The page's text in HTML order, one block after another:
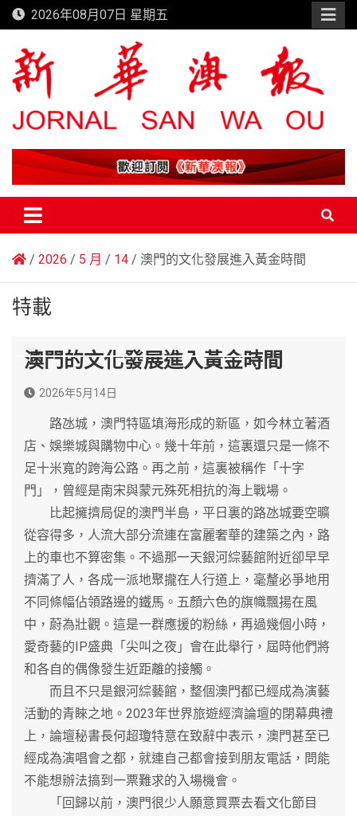
Skip
to
content
2026年08月07日 星期五
新華澳報
2026 5 月 14 澳門的文化發展進入黃金時間
特載
澳門的文化發展進入黃金時間
2026年5月14日
路氹城，澳門特區填海形成的新區，如今林立著酒
店、娛樂城與購物中心。幾十年前，這裏還只是一條不
足十米寬的跨海公路。再之前，這裏被稱作「十字
門」，曾經是南宋與蒙元殊死相抗的海上戰場。
比起擁擠局促的澳門半島，平日裏的路氹城要空曠
從容得多，人流大部分流連在富麗奢華的建築之內，路
上的車也不算密集。不過那一天銀河綜藝館附近卻早早
擠滿了人，各成一派地聚攏在人行道上，毫釐必爭地用
不同條幅佔領路邊的鐵馬。五顏六色的旗幟飄揚在風
中，蔚為壯觀。這是一群應援的粉絲，再過幾個小時，
愛奇藝的IP盛典「尖叫之夜」會在此舉行，屆時他們將
和各自的偶像發生近距離的接觸。
而且不只是銀河綜藝館，整個澳門都已經成為演藝
活動的青睞之地。2023年世界旅遊經濟論壇的閉幕典禮
上，論壇秘書長何超瓊特意在致辭中表示，澳門甚至已
經成為演唱會之都，就連自己都會接到朋友電話，問能
不能想辦法搞到一票難求的入場機會。
「回歸以前，澳門很少人願意買票去看文化節目